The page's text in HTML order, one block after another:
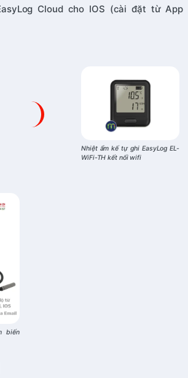
Cloud cho IOS (cài đặt từ App
Nhiệt ẩm kế tự ghi EasyLog EL-
WiFi-TH kết nối wifi
biến